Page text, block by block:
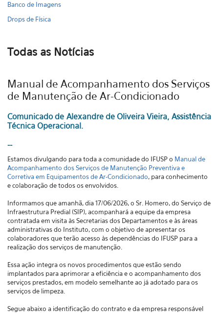
Banco de Imagens
Drops de Física
Todas as Notícias
Manual de Acompanhamento dos Serviços
de Manutenção de Ar-Condicionado
Comunicado de Alexandre de Oliveira Vieira, Assistência
Técnica Operacional.
--
Estamos divulgando para toda a comunidade do IFUSP o Manual de
Acompanhamento dos Serviços de Manutenção Preventiva e
Corretiva em Equipamentos de Ar-Condicionado, para conhecimento
e colaboração de todos os envolvidos.
Informamos que amanhã, dia 17/06/2026, o Sr. Homero, do Serviço de
Infraestrutura Predial (SIP), acompanhará a equipe da empresa
contratada em visita às Secretarias dos Departamentos e às áreas
administrativas do Instituto, com o objetivo de apresentar os
colaboradores que terão acesso às dependências do IFUSP para a
realização dos serviços de manutenção.
Essa ação integra os novos procedimentos que estão sendo
implantados para aprimorar a eficiência e o acompanhamento dos
serviços prestados, em modelo semelhante ao já adotado para os
serviços de limpeza.
Segue abaixo a identificação do contrato e da empresa responsável